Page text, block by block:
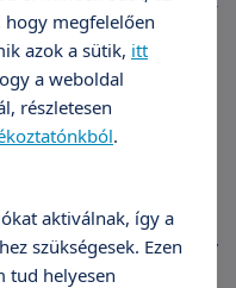
modern kórházzá vált a
még? Mit
években?
szeretnék látni, ez a
még újabb szakmák, új
a házba, tehát hogy
kiteljesedik. S nagyon
megfelelően
azok a sütik, itt
a weboldal
részletesen
.
aktiválnak, így a
szükségesek. Ezen
tud helyesen